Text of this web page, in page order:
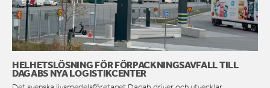
HELHETSLÖSNING FÖR FÖRPACKNINGSAVFALL TILL
DAGABS NYA LOGISTIKCENTER